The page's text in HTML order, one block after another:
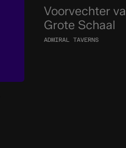
Voorvechter
Grote Schaal
ADMIRAL TAVERNS